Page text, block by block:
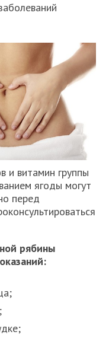
и витамин группы
ягоды могут
перед
рябины